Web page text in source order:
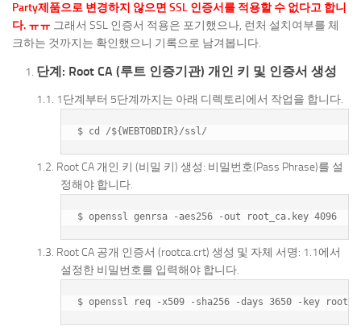
Party제품으로 변경하지 않으면 SSL 인증서를 적용할 수 없다고 합니
다. ㅠㅠ 그래서 SSL 인증서 적용은 포기했으나, 런처 설치여부를 체
크하는 것까지는 확인했으니 기록으로 남겨봅니다.
단계: Root CA (루트 인증기관) 개인 키 및 인증서 생성
1단계부터 5단계까지는 아래 디렉토리에서 작업을 합니다.
Root CA 개인 키 (비밀 키) 생성: 비밀번호(Pass Phrase)를 설
정해야 합니다.
Root CA 공개 인증서 (rootca.crt) 생성 및 자체 서명: 1.1에서
설정한 비밀번호를 입력해야 합니다.